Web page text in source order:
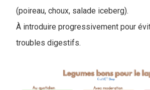
(poireau, choux, salade iceberg).
À introduire progressivement pour
troubles digestifs.